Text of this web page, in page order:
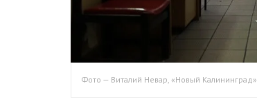
Фото — Виталий Невар, «Новый Калининград»